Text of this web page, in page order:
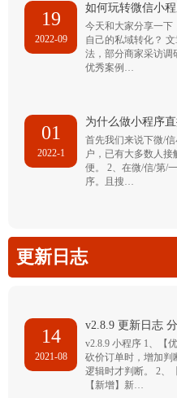
19
2022-09
如何玩转微信小
今天和大家分享一下
自己的私域转化？
法，部分商家采访调
优秀案例…
01
2022-1
为什么做小程序
首先我们来说下微/
户，已有大多数人
便。 2、在微/信/第/
序。且搜…
更新日志
14
2021-08
v2.8.9 更新日志
v2.8.9 小程序 1、【
砍价订单时，增加判
逻辑时才判断。 2、
【新增】新…